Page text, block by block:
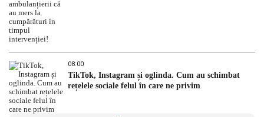
08:00
TikTok, Instagram și oglinda. Cum au schimbat
rețelele sociale felul în care ne privim